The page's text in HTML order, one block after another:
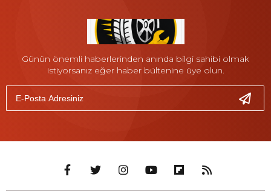
Günün önemli haberlerinden anında bilgi sahibi olmak
istiyorsanız eğer haber bültenine üye olun.